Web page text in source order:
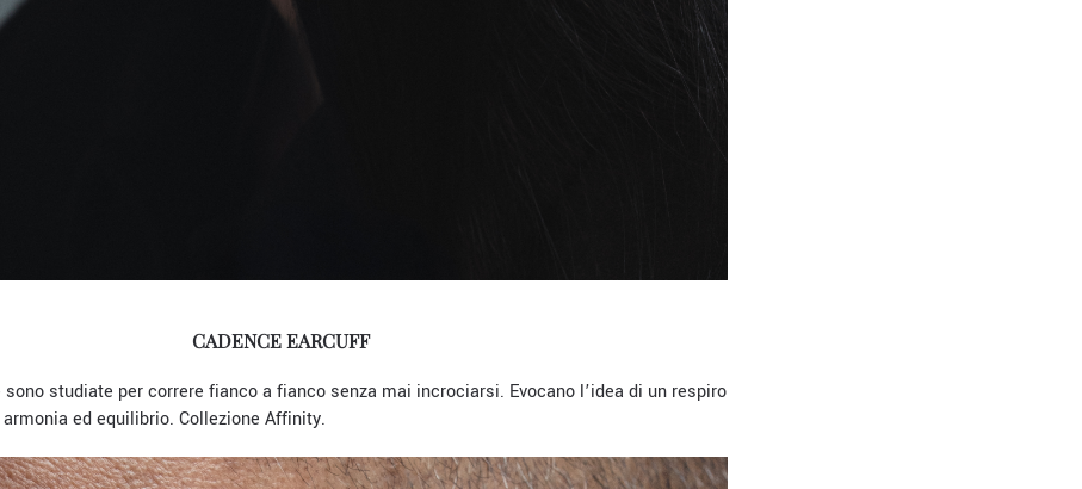
CADENCE EARCUFF
sono studiate per correre fianco a fianco senza mai incrociarsi. Evocano l’idea di un respiro
ed equilibrio. Collezione Affinity.